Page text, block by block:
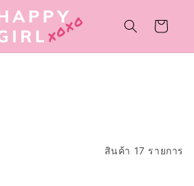
สินค้า
สินค้า 17 รายการ